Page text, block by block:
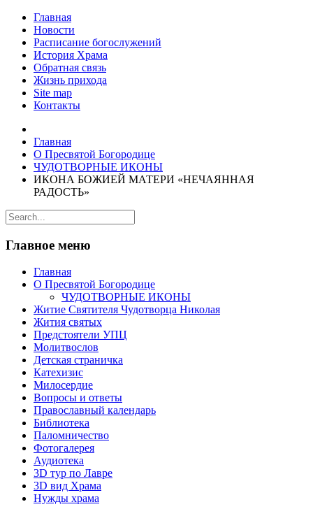
Главная
Новости
Расписание богослужений
История Храма
Обратная связь
Жизнь прихода
Site map
Контакты
Главная
О Пресвятой Богородице
ЧУДОТВОРНЫЕ ИКОНЫ
ИКОНА БОЖИЕЙ МАТЕРИ «НЕЧАЯННАЯ
РАДОСТЬ»
Главное меню
Главная
О Пресвятой Богородице
ЧУДОТВОРНЫЕ ИКОНЫ
Житие Святителя Чудотворца Николая
Жития святых
Предстоятели УПЦ
Молитвослов
Детская страничка
Катехизис
Милосердие
Вопросы и ответы
Православный календарь
Библиотека
Паломничество
Фотогалерея
Аудиотека
3D тур по Лавре
3D вид Храма
Нужды храма